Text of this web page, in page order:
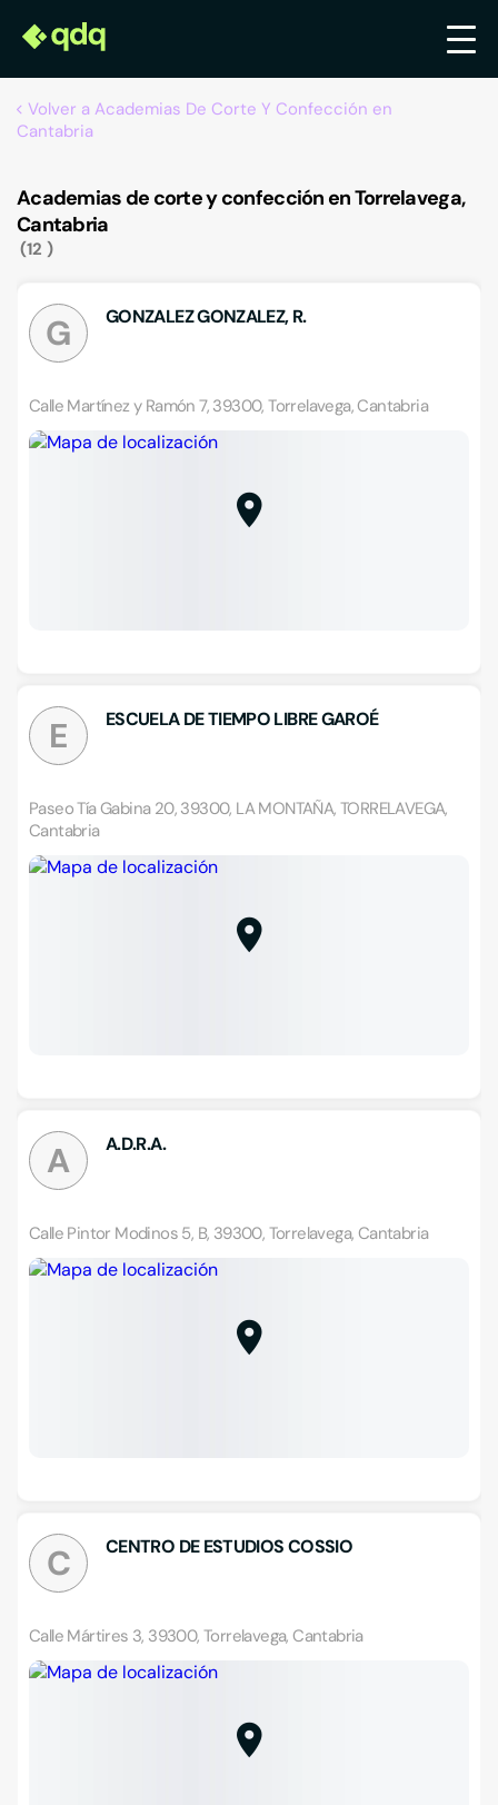
Volver a Academias De Corte Y Confección en
Cantabria
Academias de corte y confección en Torrelavega,
Cantabria
12
G GONZALEZ GONZALEZ, R.
Calle Martínez y Ramón 7, 39300, Torrelavega, Cantabria
E ESCUELA DE TIEMPO LIBRE GAROÉ
Paseo Tía Gabina 20, 39300, LA MONTAÑA, TORRELAVEGA,
Cantabria
A A.D.R.A.
Calle Pintor Modinos 5, B, 39300, Torrelavega, Cantabria
C CENTRO DE ESTUDIOS COSSIO
Calle Mártires 3, 39300, Torrelavega, Cantabria